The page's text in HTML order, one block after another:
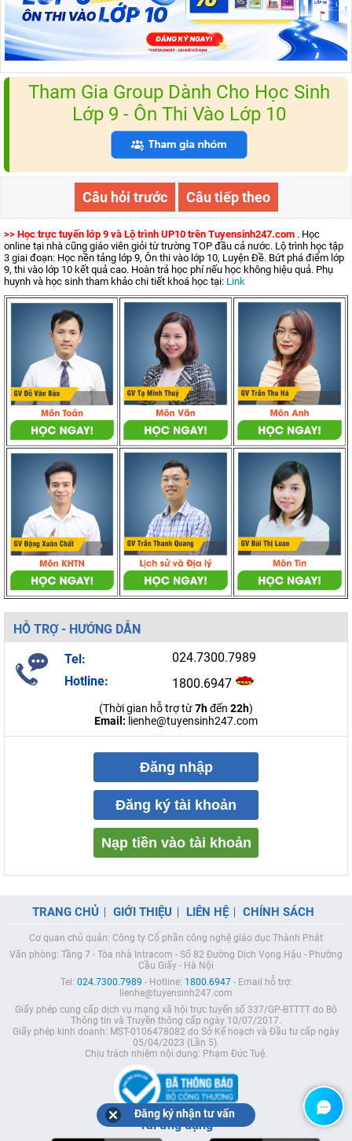
Tham Gia Group Dành Cho Học Sinh
Lớp 9 - Ôn Thi Vào Lớp 10
Câu hỏi trước Câu tiếp theo
>> Học trực tuyến lớp 9 và Lộ trình UP10 trên Tuyensinh247.com . Học
online tại nhà cũng giáo viên giỏi từ trường TOP đầu cả nước. Lộ trình học tập
3 giai đoạn: Học nền tảng lớp 9, Ôn thi vào lớp 10, Luyện Đề. Bứt phá điểm lớp
9, thi vào lớp 10 kết quả cao. Hoàn trả học phí nếu học không hiệu quả. Phụ
huynh và học sinh tham khảo chi tiết khoá học tại: Link
HỖ TRỢ - HƯỚNG DẪN
Tel:
024.7300.7989
Hotline:
1800.6947
(Thời gian hỗ trợ từ7hđến 22h)
Email: lienhe@tuyensinh247.com
Đăng nhập
Đăng ký tài khoản
Nạp tiền vào tài khoản
TRANG CHỦ GIỚI THIỆU LIÊN HỆ CHÍNH SÁCH
Cơ quan chủ quản: Công ty Cổ phần công nghệ giáo dục Thành Phát
Văn phòng: Tầng 7 - Tòa nhà Intracom - Số 82 Đường Dịch Vọng Hậu - Phường
Cầu Giấy - Hà Nội
Tel: 024.7300.7989 - Hotline: 1800.6947- Email hỗ trợ:
lienhe@tuyensinh247.com
Giấy phép cung cấp dịch vụ mạng xã hội trực tuyến số 337/GP-BTTTT do Bộ
Thông tin và Truyền thông cấp ngày 10/07/2017.
Giấy phép kinh doanh: MST-0106478082 do Sở Kế hoạch và Đầu tư cấp ngày
05/04/2023 (Lần 5).
Chịu trách nhiệm nội dung: Phạm Đức Tuệ.
Tải ứng dụng
Đăng ký nhận tư vấn